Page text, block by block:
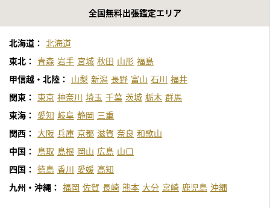
全国無料出張鑑定エリア
北海道： 北海道
東北： 青森 岩手 宮城 秋田 山形 福島
甲信越・北陸：
山梨 新潟 長野 富山 石川 福井
関東：
東京 神奈川 埼玉 千葉 茨城 栃木 群馬
東海：
愛知 岐阜 静岡 三重
関西： 大阪 兵庫 京都 滋賀 奈良 和歌山
中国：
鳥取 島根 岡山 広島 山口
四国： 徳島 香川 愛媛 高知
九州・沖縄： 福岡 佐賀 長崎 熊本 大分 宮崎 鹿児島 沖縄